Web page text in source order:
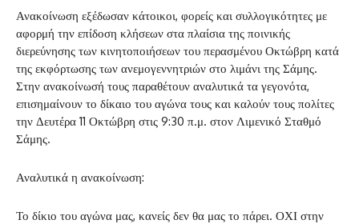
Ανακοίνωση εξέδωσαν κάτοικοι, φορείς και συλλογικότητες με
αφορμή την επίδοση κλήσεων στα πλαίσια της ποινικής
διερεύνησης των κινητοποιήσεων του περασμένου Οκτώβρη κατά
της εκφόρτωσης των ανεμογεννητριών στο λιμάνι της Σάμης.
Στην ανακοίνωσή τους παραθέτουν αναλυτικά τα γεγονότα,
επισημαίνουν το δίκαιο του αγώνα τους και καλούν τους πολίτες
την Δευτέρα 11 Οκτώβρη στις 9:30 π.μ. στον Λιμενικό Σταθμό
Σάμης.
Αναλυτικά η ανακοίνωση:
Το δίκιο του αγώνα μας, κανείς δεν θα μας το πάρει. ΟΧΙ στην